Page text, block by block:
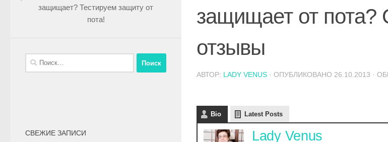
защищает от пота?
отзывы
АВТОР: LADY VENUS · ОПУБЛИКОВАНО 26.10.2013 ·
Bio Latest Posts
Lady Venus
защищает? Тестируем защиту от
пота!
СВЕЖИЕ ЗАПИСИ